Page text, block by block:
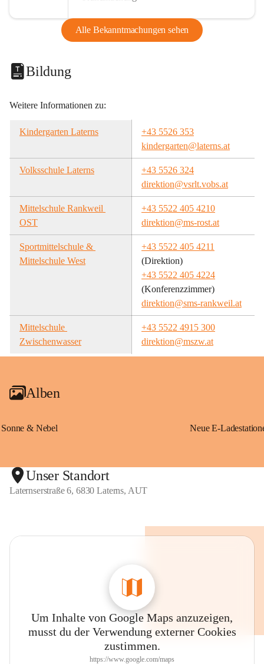
Alle Bekanntmachungen sehen
Bildung
Weitere Informationen zu:
Kindergarten Laterns
+43 5526 353
kindergarten@laterns.at
Volksschule Laterns
+43 5526 324
direktion@vsrlt.vobs.at
Mittelschule Rankweil
OST
+43 5522 405 4210
direktion@ms-rost.at
Sportmittelschule &
Mittelschule West
+43 5522 405 4211
(Direktion)
+43 5522 405 4224
(Konferenzzimmer)
direktion@sms-rankweil.at
Mittelschule
Zwischenwasser
+43 5522 4915 300
direktion@mszw.at
Alben
Sonne & Nebel
Unser Standort
Laternserstraße 6, 6830 Laterns, AUT
Um Inhalte von Google Maps anzuzeigen,
musst du der Verwendung externer Cookies
zustimmen.
https://www.google.com/maps